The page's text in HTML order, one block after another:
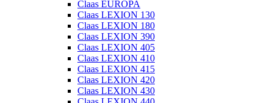
Claas EUROPA
Claas LEXION 130
Claas LEXION 180
Claas LEXION 390
Claas LEXION 405
Claas LEXION 410
Claas LEXION 415
Claas LEXION 420
Claas LEXION 430